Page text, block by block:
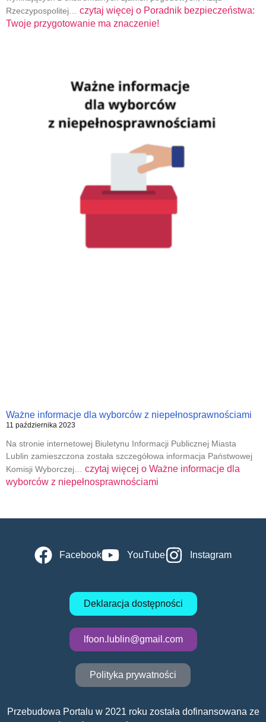
Rzeczypospolitej… czytaj więcej o Poradnik bezpieczeństwa:
Twoje przygotowanie ma znaczenie!
Ważne informacje dla wyborców z niepełnosprawnościami
11 października 2023
Na stronie internetowej Biuletynu Informacji Publicznej Miasta
Lublin zamieszczona została szczegółowa informacja Państwowej
Komisji Wyborczej… czytaj więcej o Ważne informacje dla
wyborców z niepełnosprawnościami
Facebook YouTube Instagram
Deklaracja dostępności
lfoon.lublin@gmail.com
Polityka prywatności
Przebudowa Portalu w 2021 roku została dofinansowana ze